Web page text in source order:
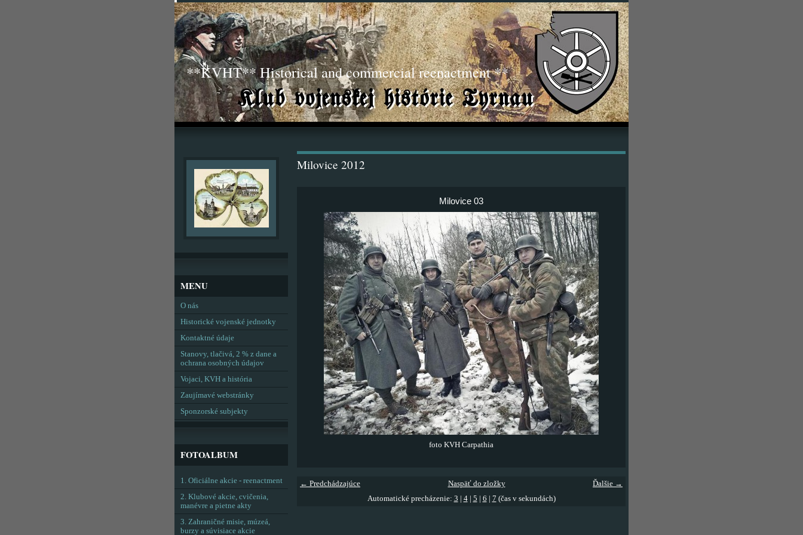
**KVHT** Historical and commercial reenactment **
Milovice 2012
Milovice 03
foto KVH Carpathia
← Predchádzajúce Ďalšie →
Naspäť do zložky
Automatické precházenie: 3 4| 5 6 7 (čas v sekundách)
MENU
O nás
Historické vojenské jednotky
Kontaktné údaje
Stanovy, tlačivá, 2 % z dane a
ochrana osobných údajov
Vojaci, KVH a história
Zaujímavé webstránky
Sponzorské subjekty
FOTOALBUM
1. Oficiálne akcie - reenactment
2. Klubové akcie, cvičenia,
manévre a pietne akty
3. Zahraničné misie, múzeá,
burzy a súvisiace akcie